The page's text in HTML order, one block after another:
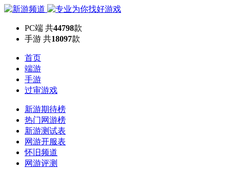
PC端 共44798款
手游 共18097款
首页
端游
手游
过审游戏
新游期待榜
热门网游榜
新游测试表
网游开服表
怀旧频道
网游评测